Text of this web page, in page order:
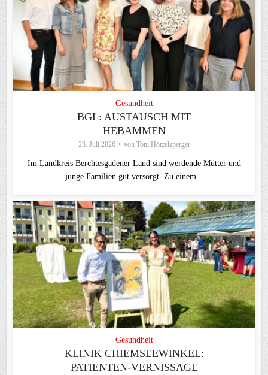
Gesundheit
BGL: AUSTAUSCH MIT
HEBAMMEN
23. Juli 2026 von Toni Hötzelsperger
Im Landkreis Berchtesgadener Land sind werdende Mütter und
junge Familien gut versorgt. Zu einem...
Gesundheit
KLINIK CHIEMSEEWINKEL:
PATIENTEN-VERNISSAGE